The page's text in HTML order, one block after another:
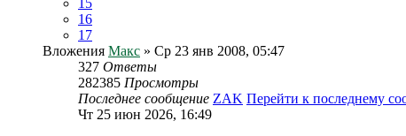
15
16
17
Вложения Макс » Ср 23 янв 2008, 05:47
327 Ответы
282385 Просмотры
Последнее сообщение ZAK Перейти к последнему
Чт 25 июн 2026, 16:49